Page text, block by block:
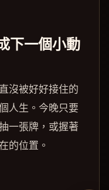
下一個小動
沒被好好接住的
人生。今晚只要
一張牌，或握著
的位置。